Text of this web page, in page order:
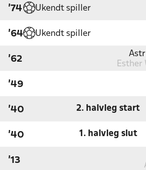
'74 Ukendt spiller
'64 Ukendt spiller
'62
Esther
'49
'40 2. halvleg start
'40 1. halvleg slut
'13